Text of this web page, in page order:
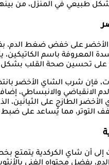
طبيعي في المنزل، من
على خفض ضغط الدم،
المعروفة باسم الكاتيكين،
على تحسين صحة القلب
فإن شرب الشاي الأخضر
والانبساطي،
الطازج على الثيانين،
التوتر، مما يُساعد على
إلى أن شاي الكركدية يتمتع
بفضل محتواه الغني